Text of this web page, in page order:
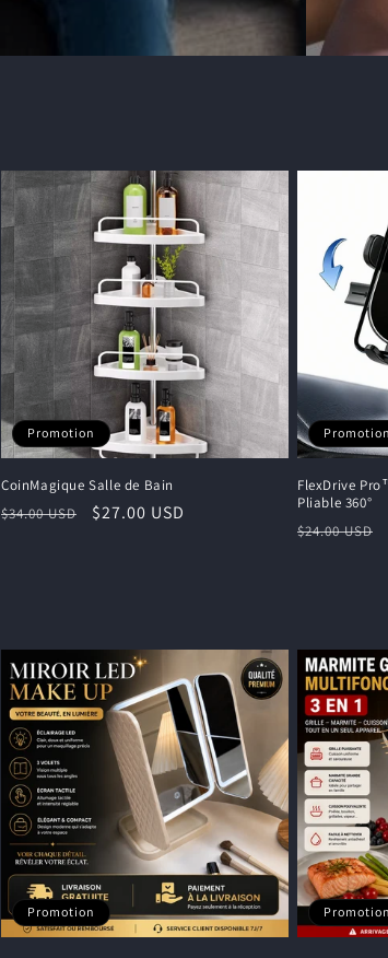
Promotion
CoinMagique Salle de Bain
Prix
$34.00 USD
Prix
$27.00 USD
Promotion
FlexDrive
Pliable 360°
Prix
$24.00 USD
Promotion Promotion